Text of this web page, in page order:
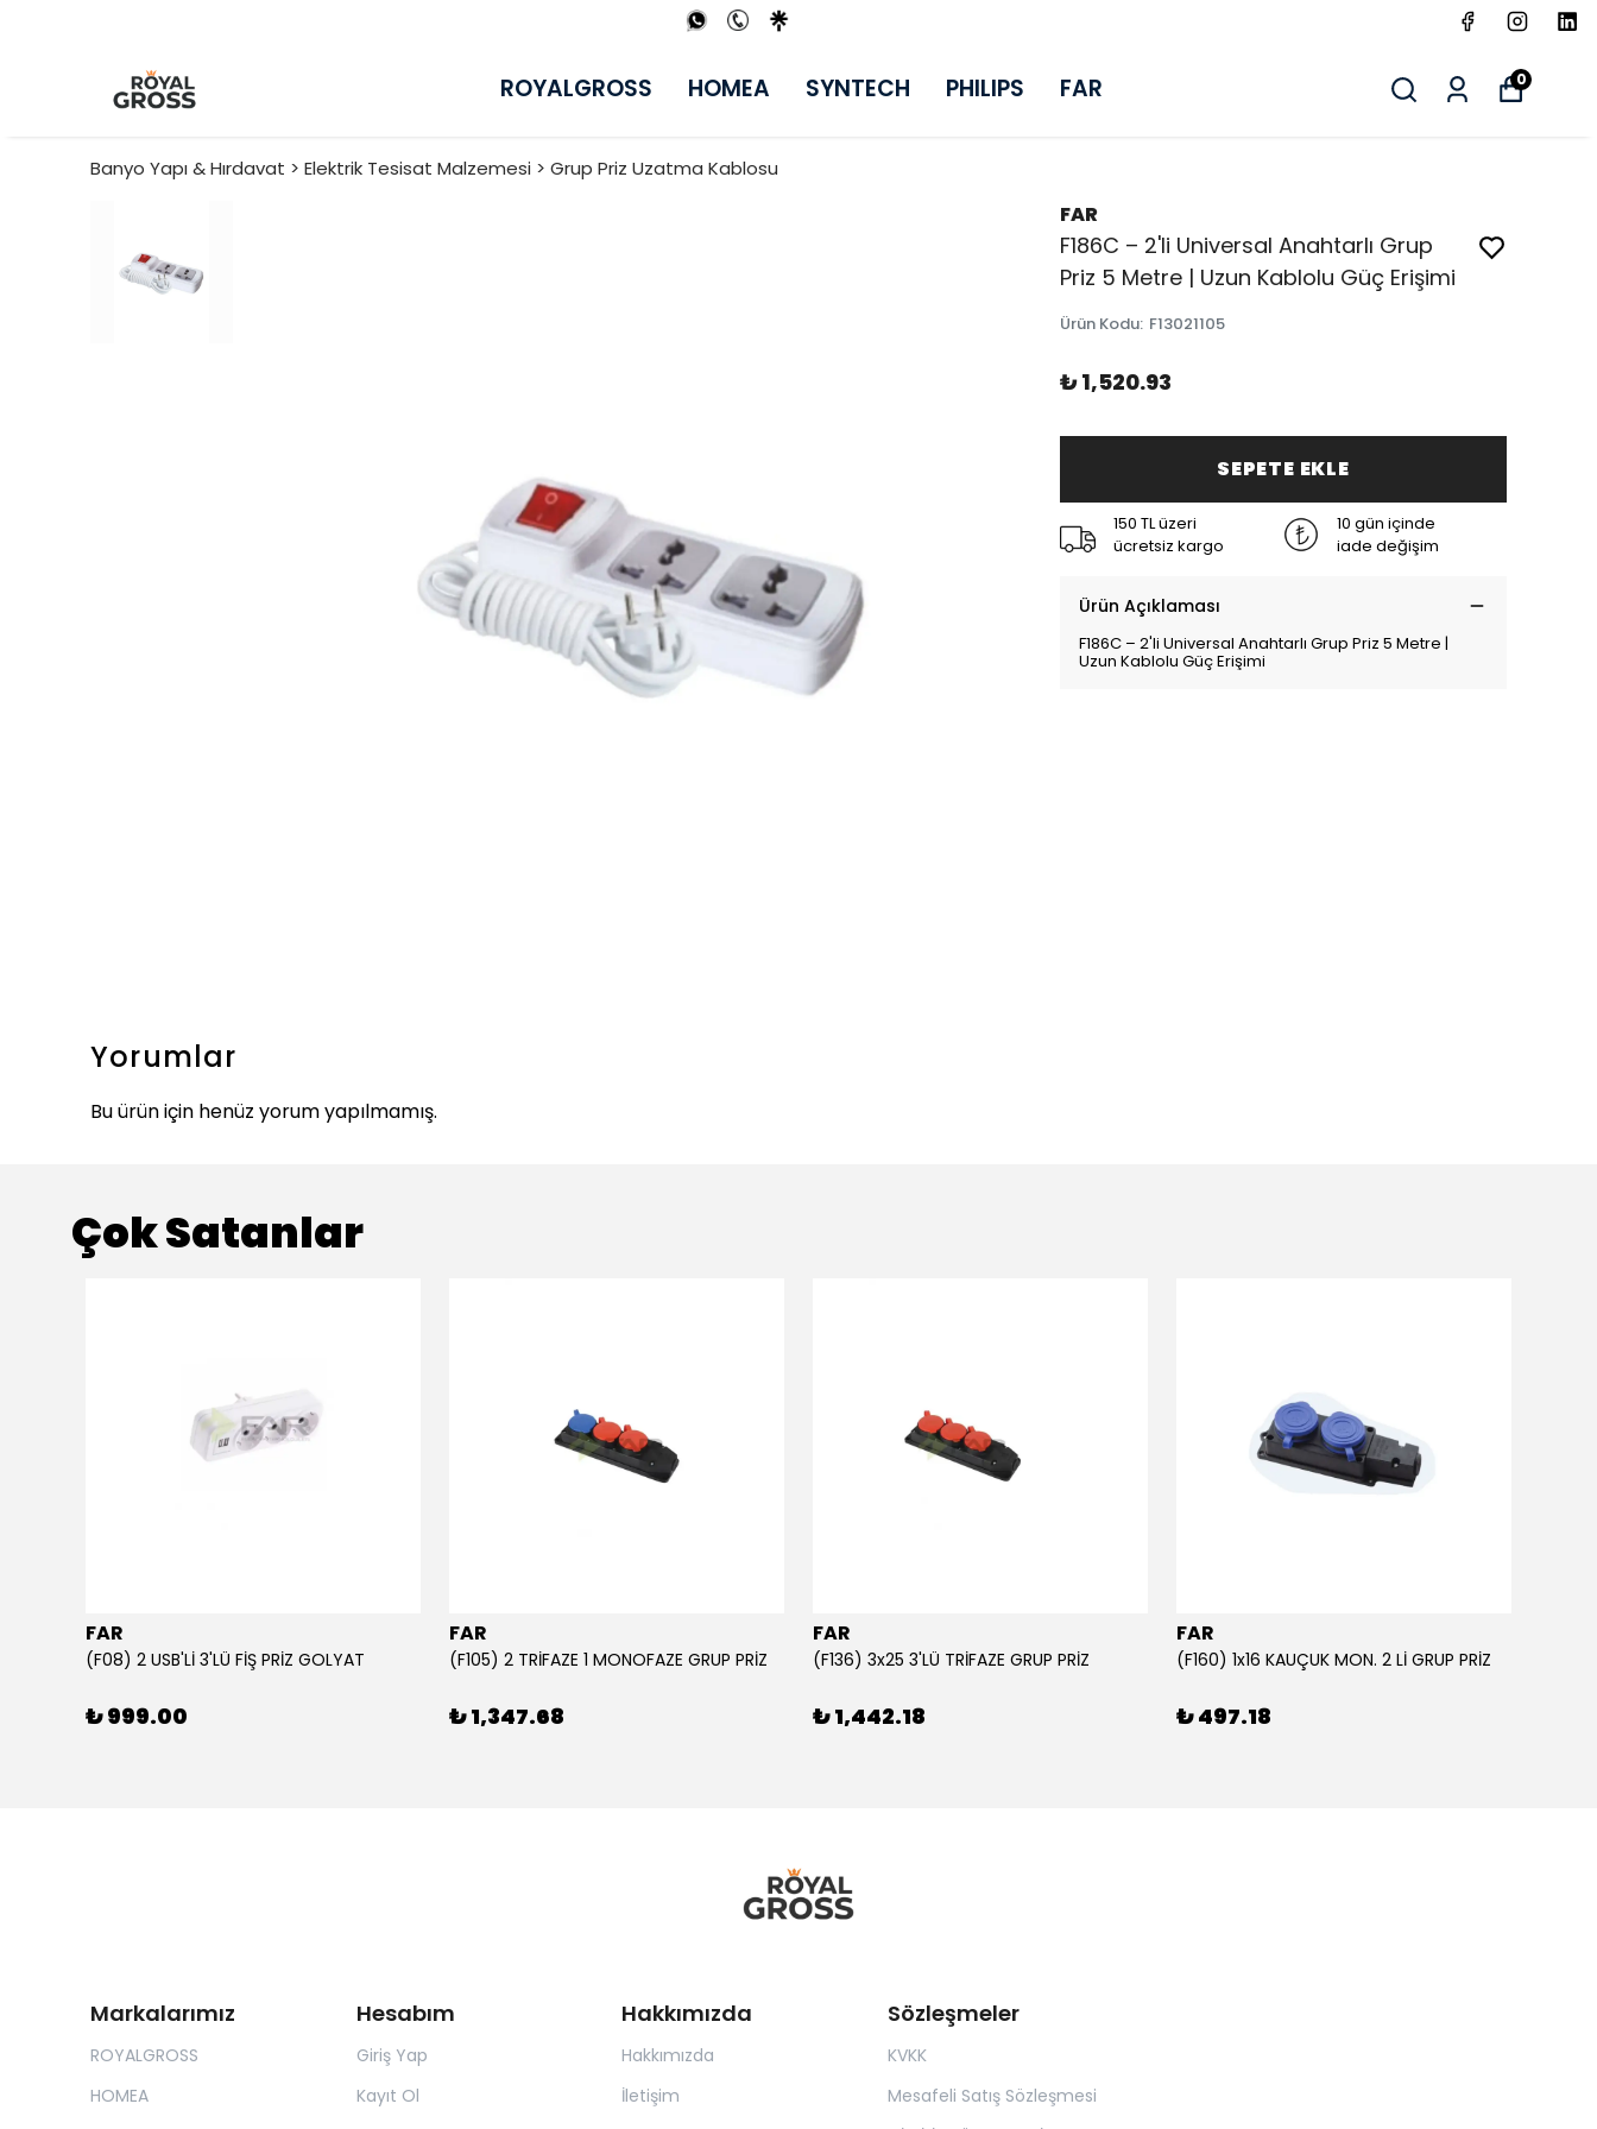
ROYALGROSS HOMEA SYNTECH PHILIPS FAR 0
Banyo Yapı & Hırdavat > Elektrik Tesisat Malzemesi > Grup Priz Uzatma Kablosu
FAR
F186C – 2'li Universal Anahtarlı Grup
Priz 5 Metre | Uzun Kablolu Güç Erişimi
Ürün Kodu: F13021105
₺ 1,520.93
SEPETE EKLE
150 TL üzeri
ücretsiz kargo
10 gün içinde
iade değişim
Ürün Açıklaması
F186C – 2'li Universal Anahtarlı Grup Priz 5 Metre |
Uzun Kablolu Güç Erişimi
Yorumlar
Bu ürün için henüz yorum yapılmamış.
Çok Satanlar
FAR
(F08) 2 USB'Lİ 3'LÜ FİŞ PRİZ GOLYAT
₺ 999.00
FAR
(F105) 2 TRİFAZE 1 MONOFAZE GRUP PRİZ
₺ 1,347.68
FAR
(F136) 3x25 3'LÜ TRİFAZE GRUP PRİZ
₺ 1,442.18
FAR
(F160) 1x16 KAUÇUK MON. 2 Lİ GRUP PRİZ
₺ 497.18
Markalarımız
ROYALGROSS
HOMEA
Hesabım
Giriş Yap
Kayıt Ol
Hakkımızda
Hakkımızda
İletişim
Sözleşmeler
KVKK
Mesafeli Satış Sözleşmesi